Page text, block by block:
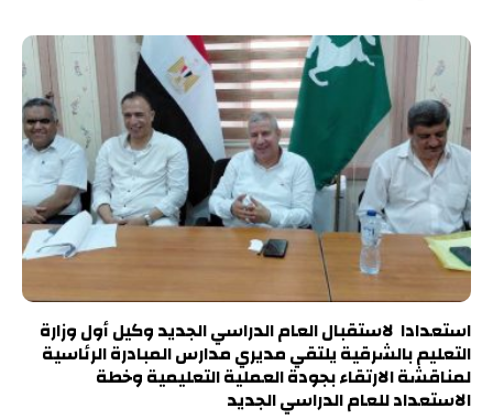
استعدادا لاستقبال العام الدراسي الجديد وكيل أول وزارة
التعليم بالشرقية يلتقي مديري مدارس المبادرة الرئاسية
لمناقشة الارتقاء بجودة العملية التعليمية وخطة
الاستعداد للعام الدراسي الجديد